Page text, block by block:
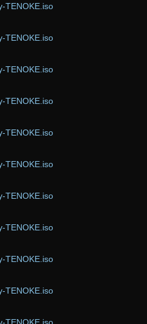
TENOKE.iso
TENOKE.iso
TENOKE.iso
TENOKE.iso
TENOKE.iso
TENOKE.iso
TENOKE.iso
TENOKE.iso
TENOKE.iso
TENOKE.iso
TENOKE.iso